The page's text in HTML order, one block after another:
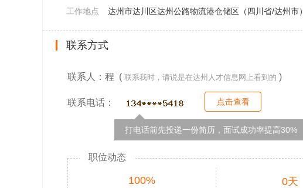
工作地点 达州市达川区达州公路物流港仓储区（四川省/达州市）
联系方式
联系人：程 ( 联系我时，请说是在达州人才信息网上看到的 )
联系电话： 点击查看
打电话前先投递一份简历，面试成功率提高30%
职位动态
100% 0天